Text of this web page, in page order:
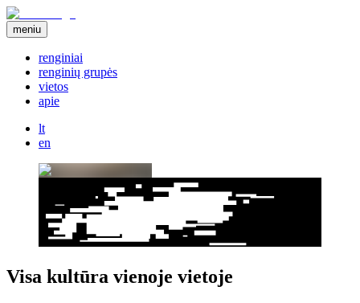
meniu
renginiai
renginių grupės
vietos
apie
lt
en
Visa kultūra vienoje vietoje